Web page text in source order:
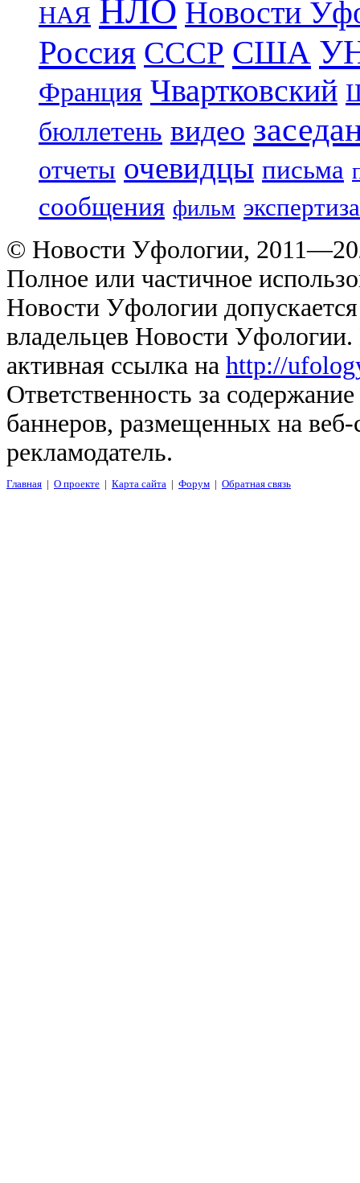
НАЯ НЛО Новости
Россия СССР США
Франция Чвартковский
бюллетень видео
отчеты очевидцы письма
сообщения фильм экспертиза
© Новости Уфологии,
Полное или частичное
Новости Уфологии
владельцев Новости
активная ссылка на http://
Ответственность за
баннеров, размещенных на
рекламодатель.
Главная | О проекте | Карта сайта | Форум | Обратная связь